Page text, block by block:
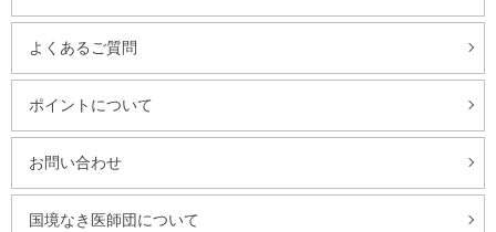
よくあるご質問
ポイントについて
お問い合わせ
国境なき医師団について